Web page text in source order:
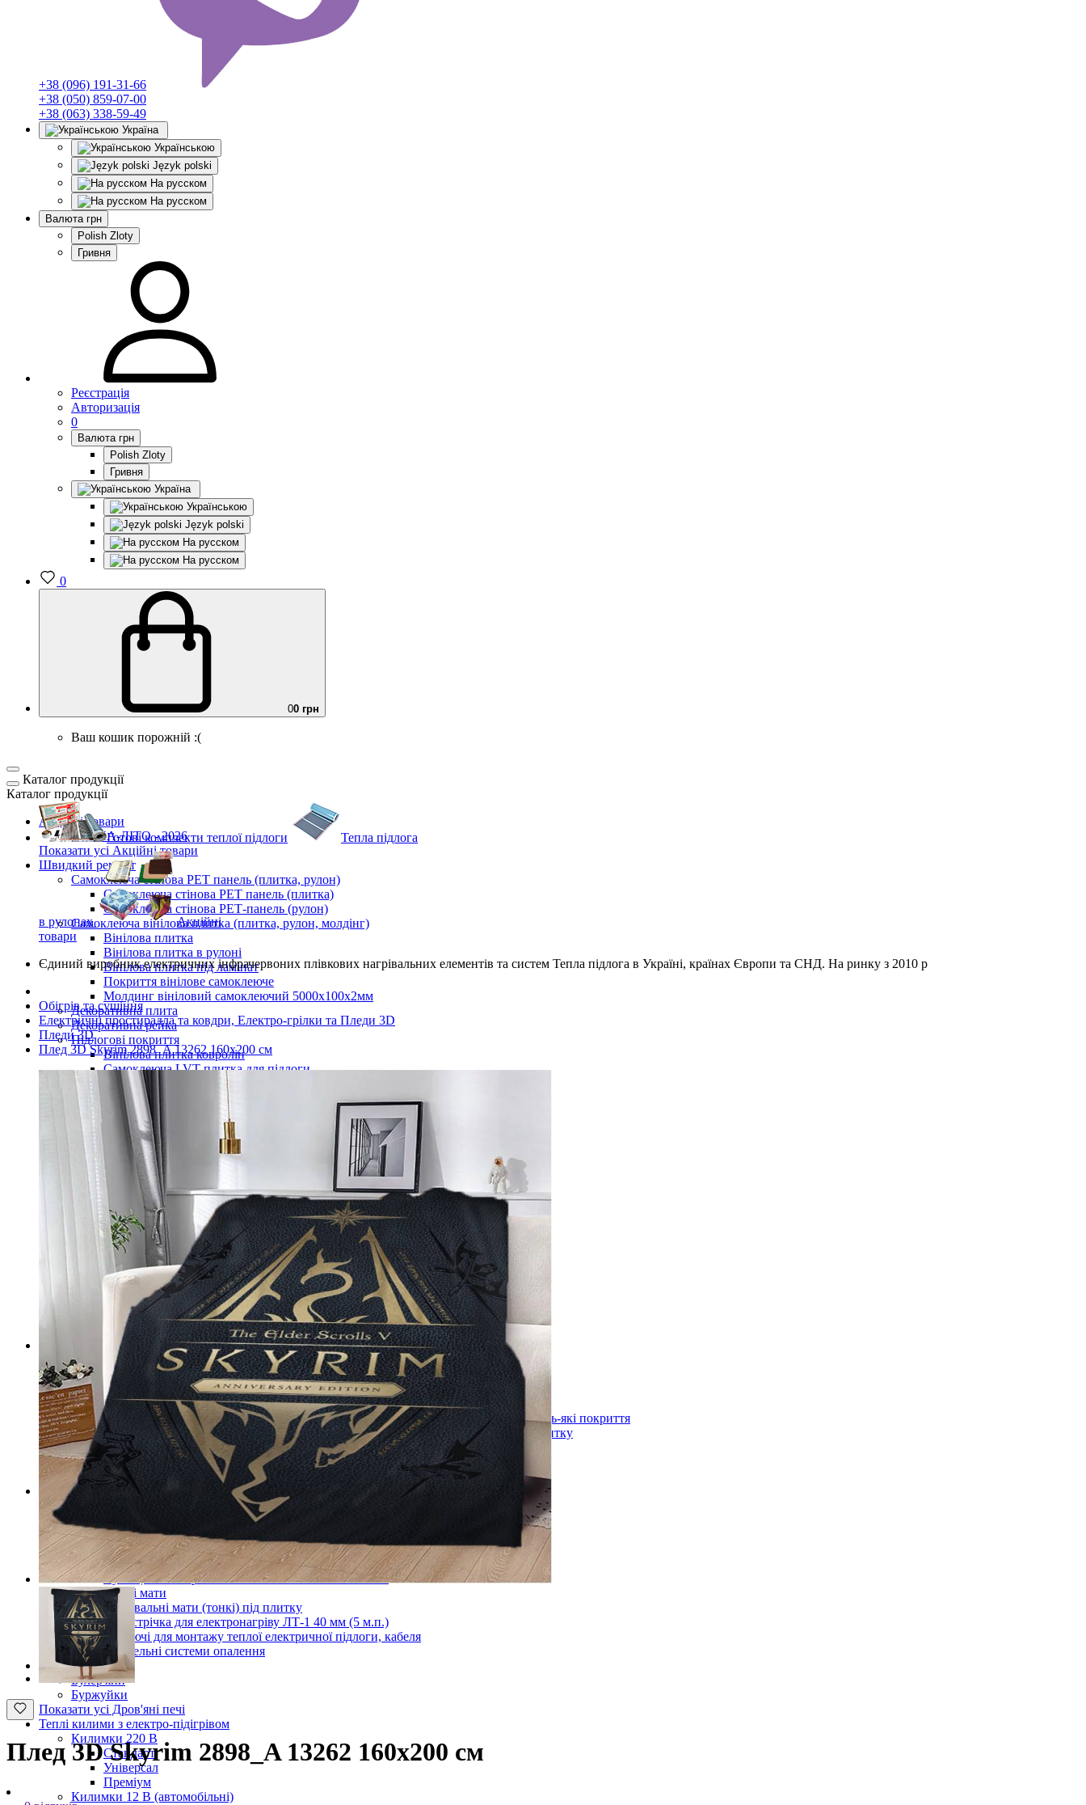
+38 (096) 191-31-66
+38 (050) 859-07-00
+38 (063) 338-59-49
Україна
Українською
Język polski
На русском
На русском
Валюта грн
Polish Zloty
Гривня
Реєстрація
Авторизація
0
Валюта грн
Polish Zloty
Гривня
Україна
Українською
Język polski
На русском
На русском
0
00 грн
Ваш кошик порожній :(
Каталог продукції
Каталог продукції
Акційні товари
ВЕСНА-ЛІТО - 2026
Показати усі Акційні товари
Швидкий ремонт
Самоклеюча стінова PET панель (плитка, рулон)
Самоклеюча стінова PET панель (плитка)
Самоклеюча стінова РЕТ-панель (рулон)
Самоклеюча вінілова плитка (плитка, рулон, молдінг)
Вінілова плитка
Вінілова плитка в рулоні
Вінілова плитка під ламінат
Покриття вінілове самоклеюче
Молдинг вініловий самоклеючий 5000х100х2мм
Декоративна плита
Декоративна рейка
Підлогові покриття
Вінілова плитка ковролін
Самоклеюча LVT плитка для підлоги
Підлогові покриття пазли
Композитна плитка ДПК
Самоклеюче підлогове вінілове покриття в рулоні 3000х600х1,5мм
Самоклеючі декоративні 3D панелі
Самоклеюча декоративна 3D панель (рейка)
Самоклеюча декоративна 3D панель (рулон)
Самоклеюча декоративна 3D панель (плитка)
ПВХ панелі
Декоративна ПВХ панель (без клейового шару)
ПВХ панелі на самоклейці
Плівка (рулони)
Самоклеюча плівка
Плівка віконна
Самоклеюча поліуретанова плитка
Мозаїка з декоративного скла 298х298х4,5мм
Самоклеюча гнучка штукатурка (плитка, рулон)
Меблі для дому, дачі, пікніка
Показати усі Швидкий ремонт
Інфрачервона електрична плівкова тепла підлога
Інфрачервона плівка на метри
Готові комплекти теплої інфрачервоної плівкової підлоги
Комплекти для монтажу теплої підлоги Monocrystal під будь-які покриття
Комплекти для монтажу теплої підлоги Monocrystal під плитку
Комплекти для монтажу теплої підлоги Monocrystal (з терморегулятором) під будь-які покриття
Комплекти для монтажу теплої підлоги Monocrystal (з терморегулятором) під плитку
Терморегулятори для теплої підлоги
Комплектуючі для монтажу теплої електричної підлоги
Показати усі Інфрачервона електрична плівкова тепла підлога
Кабельні системи опалення
Нагрівальний кабель одножильний
Нагрівальний кабель двожильний
Нагрівальний кабель для теплої підлоги (тонкий). Під плитку. Клас М 1
Кабельна електрична тепла підлога в бетонну стяжку Клас М 2
Вуглецевий нагрівальний кабель 33Ом 12k D3мм 1
Нагрівальні мати
Нагрівальні мати (тонкі) під плитку
Вуглецева стрічка для електронагріву ЛТ-1 40 мм (5 м.п.)
Комплектуючі для монтажу теплої електричної підлоги, кабеля
Показати усі Кабельні системи опалення
Дров'яні печі
Булер'яни
Буржуйки
Показати усі Дров'яні печі
Теплі килими з електро-підігрівом
Килимки 220 В
Стандарт
Універсал
Преміум
Килимки 12 В (автомобільні)
Готові комплекти теплої підлоги Тепла підлога
в рулонах
Акційні
товари
Єдиний виробникелектричних інфрачервоних плівкових нагрівальних елементів та систем Тепла підлога в Україні, країнах Європи та СНД. На ринку з 2010 р
Обігрів та сушіння
Електричні простирадла та ковдри, Електро-грілки та Пледи 3D
Пледи 3D
Плед 3D Skyrim 2898_A 13262 160х200 см
Плед 3D Skyrim 2898_A 13262 160х200 см